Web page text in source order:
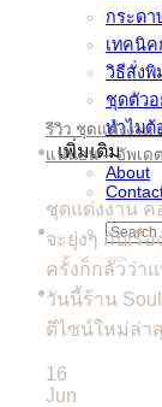
กระดา
เทคนิค
วิธีสั่งพิ
ชุดตัวอ
ทำไมต้
เพิ่มเติม
About
Search
for:
รีวิว ชุดแต่งงาน
แน่นอน – อัพเด
ชุดแต่งงาน ค
จะยุ่งๆ กับเรื่
ครั้งก็กลัวว่า
วันนี้ร้าน
ดีไซน์ใหม่ล่า
16
Jun